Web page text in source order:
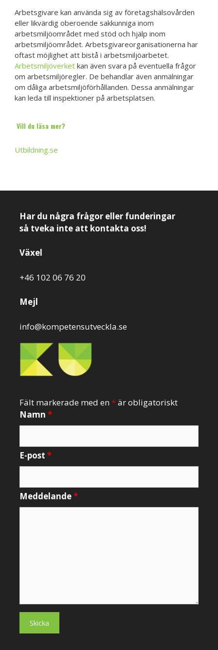
Arbetsgivare kan använda sig av företagshälsovården
eller likvärdig oberoende sakkunniga inom
arbetsmiljöområdet med stöd och hjälp inom
arbetsmiljöområdet. Arbetsgivareorganisationerna har
oftast möjlighet att bistå i arbetsmiljöarbetet.
Arbetsmiljöverket kan även svara på eventuella frågor
om arbetsmiljöregler. De behandlar även anmälningar
om dåliga arbetsmiljöförhållanden. Dessa anmälningar
kan leda till inspektioner på arbetsplatsen.
Vill du läsa mer?
Utbildning.se
Har du några frågor eller funderingar
så tveka inte att kontakta oss!
Växel
+46 102 06 76 20
Mejl
info@kompetensutveckla.se
Fält markerade med en*är obligatoriskt
Namn *
E-post *
Meddelande*